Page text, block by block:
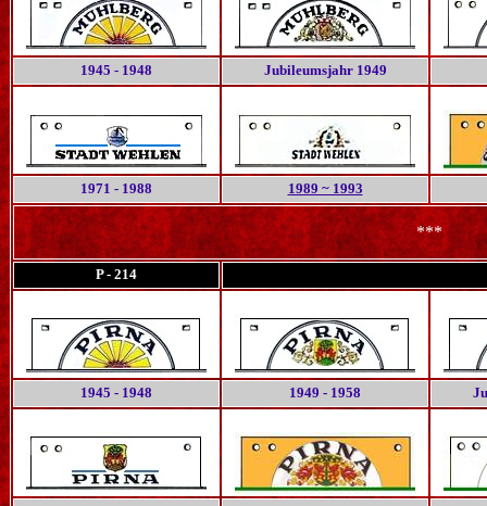
1945 - 1948 Jubileumsjahr 1949
1971 - 1988 1989 ~ 1993
***
P - 214
1945 - 1948 1949 - 1958